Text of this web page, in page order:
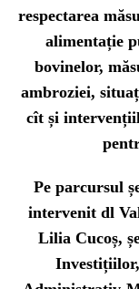
respectarea
alimentație
bovinelor,
ambroziei,
cît și
Pe parcursul
intervenit dl
Lilia Cucoș,